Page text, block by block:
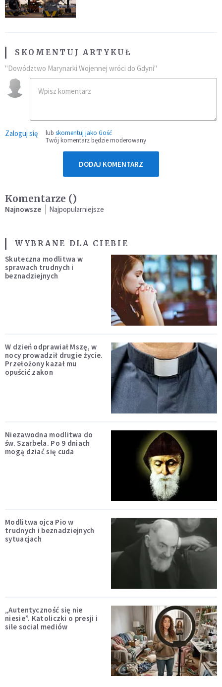
SKOMENTUJ ARTYKUŁ
"Dowództwo Marynarki Wojennej wróci do Gdyni"
Zaloguj się lub skomentuj jako Gość
Twój komentarz będzie moderowany
DODAJ KOMENTARZ
Komentarze ()
Najnowsze Najpopularniejsze
WYBRANE DLA CIEBIE
Skuteczna modlitwa w
sprawach trudnych i
beznadziejnych
W dzień odprawiał Mszę, w
nocy prowadził drugie życie.
Przełożony kazał mu
opuścić zakon
Niezawodna modlitwa do
św. Szarbela. Po 9 dniach
mogą dziać się cuda
Modlitwa ojca Pio w
trudnych i beznadziejnych
sytuacjach
„Autentyczność się nie
niesie”. Katoliczki o presji i
sile social mediów